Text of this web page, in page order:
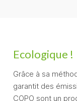
Ecologique !
Grâce à sa
garantit des
COPO sont un